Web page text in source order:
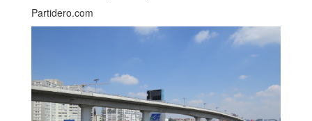
Partidero.com